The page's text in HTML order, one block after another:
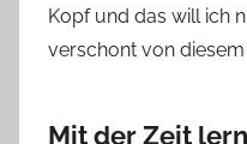
Kopf und das will ich
verschont von
Mit der Zeit